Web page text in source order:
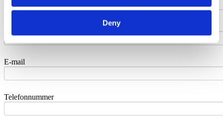
Deny
E-mail
Telefonnummer